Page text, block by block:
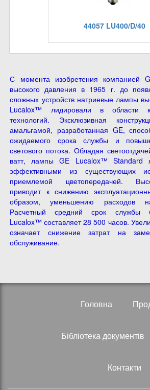
44057 LU400/D/40
С момента изобретения компанией
высокого давления в 1965 г. до
сложных устройств натриевые лампы
Lucalox™ лидировали в области
технологий. Эксклюзивная
амальгамой, разработанная GE,
ожидаемого срока службы и
светового потока. Обладая
ватт, лампы GE Lucalox™ Standard
эффективными из существующих
приемлемой цветопередачей.
приводит к снижению
образом, уменьшению расходов
Расчетный средний срок службы
Lucalox™ составляет 28 500 часов.
означает снижение затрат на
обслуживание.
Головна
Бібліотека документів
Контакти